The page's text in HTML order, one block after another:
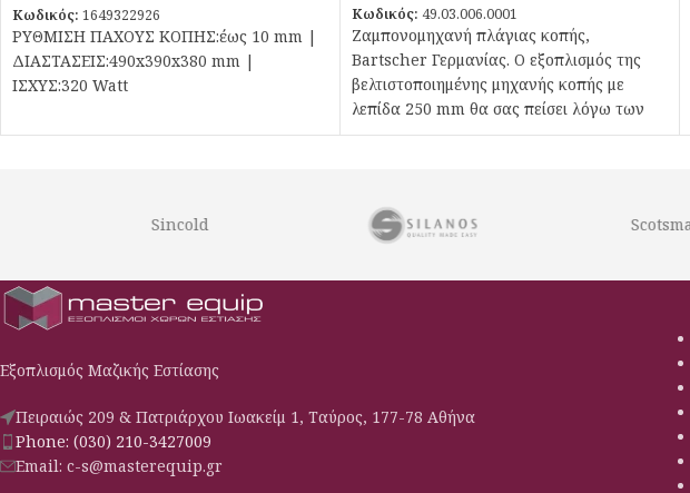
Κωδικός: 1649322926
ΡΥΘΜΙΣΗ ΠΑΧΟΥΣ ΚΟΠΗΣ:έως 10 mm |
ΔΙΑΣΤΑΣΕΙΣ:490x390x380 mm |
ΙΣΧΥΣ:320 Watt
Κωδικός: 49.03.006.0001
Ζαμπονομηχανή πλάγιας κοπής,
Bartscher Γερμανίας. Ο εξοπλισμός της
βελτιστοποιημένης μηχανής κοπής με
λεπίδα 250 mm θα σας πείσει λόγω των
τεχνικών χαρακτηριστικών από πολλές
συγκράτησης των υπολειμμάτων,
ακονιστήρι λεπίδων, οδηγό κοπής και, για
λεπίδων και μαγνητικό διακόπτη.
Εξοπλισμός Μαζικής Εστίασης
Πειραιώς 209 & Πατριάρχου Ιωακείμ 1, Ταύρος, 177-78 Αθήνα
Phone: (030) 210-3427009
Email: c-s@masterequip.gr